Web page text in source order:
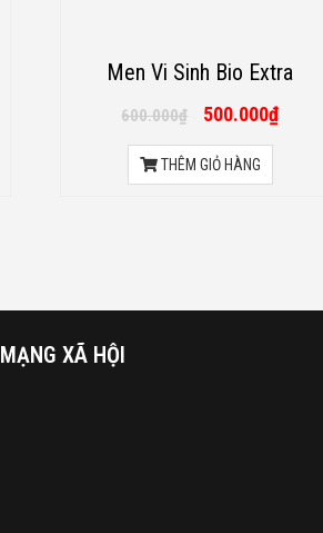
Men Vi Sinh Bio Extra
600.000₫ 500.000₫
THÊM GIỎ HÀNG
MẠNG XÃ HỘI